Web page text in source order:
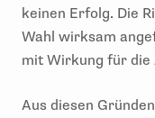
keinen Erfolg. Die
Wahl wirksam
mit Wirkung für die
Aus diesen